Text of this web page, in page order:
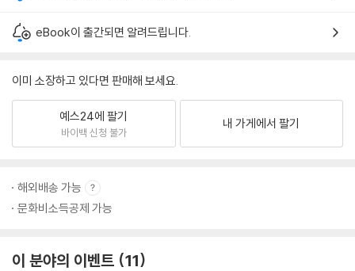
eBook이 출간되면 알려드립니다.
이미 소장하고 있다면 판매해 보세요.
예스24에 팔기
바이백 신청 불가
내 가게에서 팔기
해외배송 가능
문화비소득공제 가능
이 분야의 이벤트 11